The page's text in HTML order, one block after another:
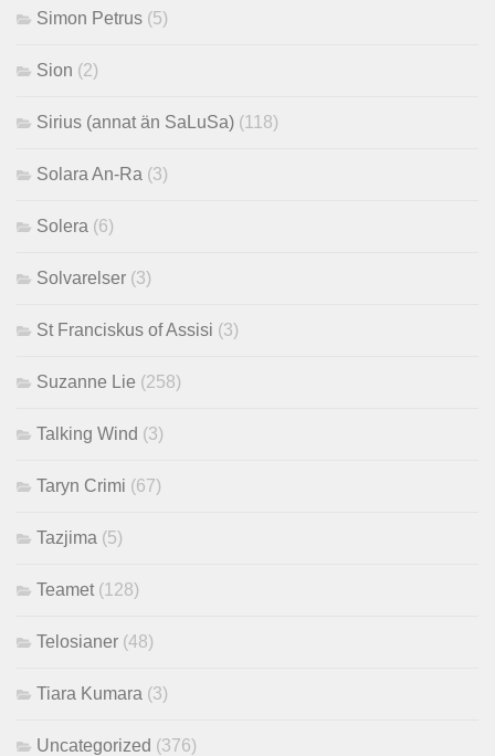
Simon Petrus (5)
Sion (2)
Sirius (annat än SaLuSa) (118)
Solara An-Ra (3)
Solera (6)
Solvarelser (3)
St Franciskus of Assisi (3)
Suzanne Lie (258)
Talking Wind (3)
Taryn Crimi (67)
Tazjima (5)
Teamet (128)
Telosianer (48)
Tiara Kumara (3)
Uncategorized (376)